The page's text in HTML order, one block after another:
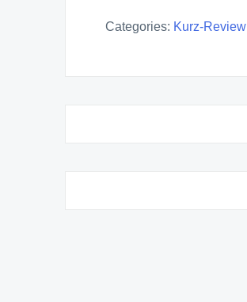
Categories: Kurz-Review